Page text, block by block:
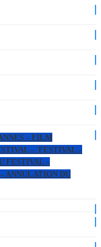
– FILM
– FESTIVAL –
FESTIVAL –
ANNULATION DU